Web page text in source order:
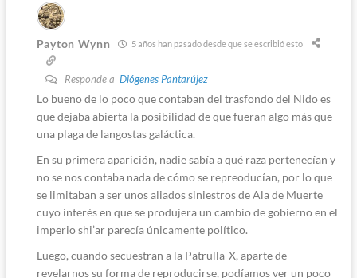
Payton Wynn 5 años han pasado desde que se escribió esto
Responde a Diógenes Pantarújez
Lo bueno de lo poco que contaban del trasfondo del Nido es
que dejaba abierta la posibilidad de que fueran algo más que
una plaga de langostas galáctica.
En su primera aparición, nadie sabía a qué raza pertenecían y
no se nos contaba nada de cómo se repreoducían, por lo que
se limitaban a ser unos aliados siniestros de Ala de Muerte
cuyo interés en que se produjera un cambio de gobierno en el
imperio shi’ar parecía únicamente político.
Luego, cuando secuestran a la Patrulla-X, aparte de
revelarnos su forma de reproducirse, podíamos ver un poco